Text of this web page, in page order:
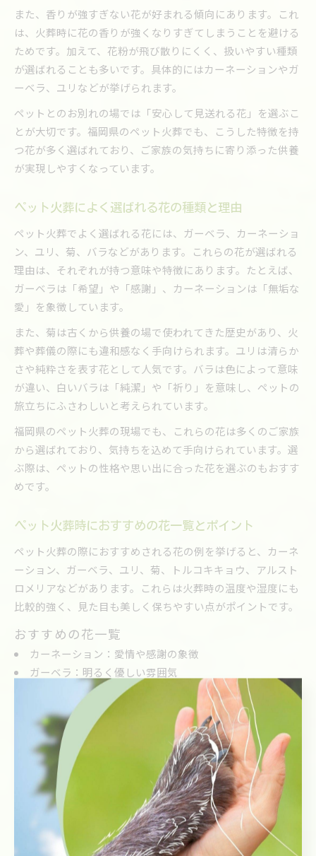
また、香りが強すぎない花が好まれる傾向にあります。これ
は、火葬時に花の香りが強くなりすぎてしまうことを避ける
ためです。加えて、花粉が飛び散りにくく、扱いやすい種類
が選ばれることも多いです。具体的にはカーネーションやガ
ーベラ、ユリなどが挙げられます。
ペットとのお別れの場では「安心して見送れる花」を選ぶこ
とが大切です。福岡県のペット火葬でも、こうした特徴を持
つ花が多く選ばれており、ご家族の気持ちに寄り添った供養
が実現しやすくなっています。
ペット火葬によく選ばれる花の種類と理由
ペット火葬でよく選ばれる花には、ガーベラ、カーネーショ
ン、ユリ、菊、バラなどがあります。これらの花が選ばれる
理由は、それぞれが持つ意味や特徴にあります。たとえば、
ガーベラは「希望」や「感謝」、カーネーションは「無垢な
愛」を象徴しています。
また、菊は古くから供養の場で使われてきた歴史があり、火
葬や葬儀の際にも違和感なく手向けられます。ユリは清らか
さや純粋さを表す花として人気です。バラは色によって意味
が違い、白いバラは「純潔」や「祈り」を意味し、ペットの
旅立ちにふさわしいと考えられています。
福岡県のペット火葬の現場でも、これらの花は多くのご家族
から選ばれており、気持ちを込めて手向けられています。選
ぶ際は、ペットの性格や思い出に合った花を選ぶのもおすす
めです。
ペット火葬時におすすめの花一覧とポイント
ペット火葬の際におすすめされる花の例を挙げると、カーネ
ーション、ガーベラ、ユリ、菊、トルコキキョウ、アルスト
ロメリアなどがあります。これらは火葬時の温度や湿度にも
比較的強く、見た目も美しく保ちやすい点がポイントです。
おすすめの花一覧
カーネーション：愛情や感謝の象徴
ガーベラ：明るく優しい雰囲気
ユリ：清らかさや純粋さを表現
菊：伝統的な供養花
トルコキキョウ：優美さと上品さ
アルストロメリア：友情や思い出を表す
花を選ぶ際のポイントとして、花粉が少なく散りにくいもの
を選ぶことや、香りが強すぎないことなどが挙げられます。
また、季節の花を取り入れることで、より自然で心温まる雰
囲気を演出できます。